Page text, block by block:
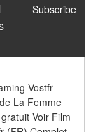
Subscribe
Vostfr
La Femme
Voir Film